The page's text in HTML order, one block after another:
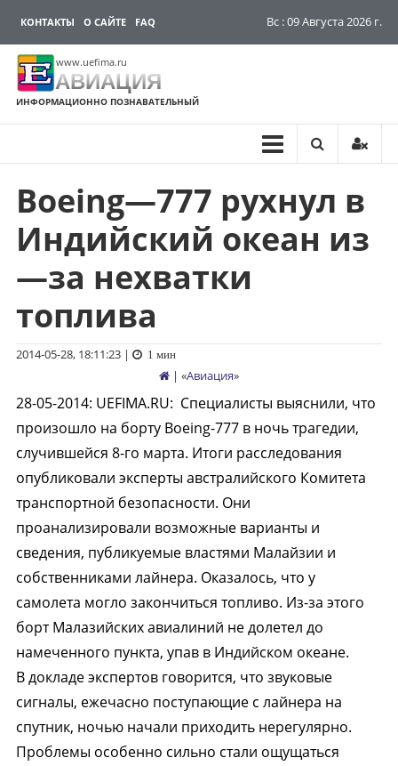
КОНТАКТЫ О САЙТЕ FAQ Вс : 09 Августа 2026 г.
www.uefima.ru
АВИАЦИЯ
ИНФОРМАЦИОННО ПОЗНАВАТЕЛЬНЫЙ
Перейти
содержимому
Boeing—777 рухнул в
Индийский океан из
—за нехватки
топлива
2014-05-28, 18:11:23| 1 мин
| «Авиация»
28-05-2014: UEFIMA.RU: Специалисты выяснили, что
произошло на борту Boeing-777 в ночь трагедии,
случившейся 8-го марта. Итоги расследования
опубликовали эксперты австралийского Комитета
транспортной безопасности. Они
проанализировали возможные варианты и
сведения, публикуемые властями Малайзии и
собственниками лайнера. Оказалось, что у
самолета могло закончиться топливо. Из-за этого
борт Малазийских авиалиний не долетел до
намеченного пункта, упав в Индийском океане.
В докладе экспертов говорится, что звуковые
сигналы, ежечасно поступающие с лайнера на
спутник, ночью начали приходить нерегулярно.
Проблемы особенно сильно стали ощущаться